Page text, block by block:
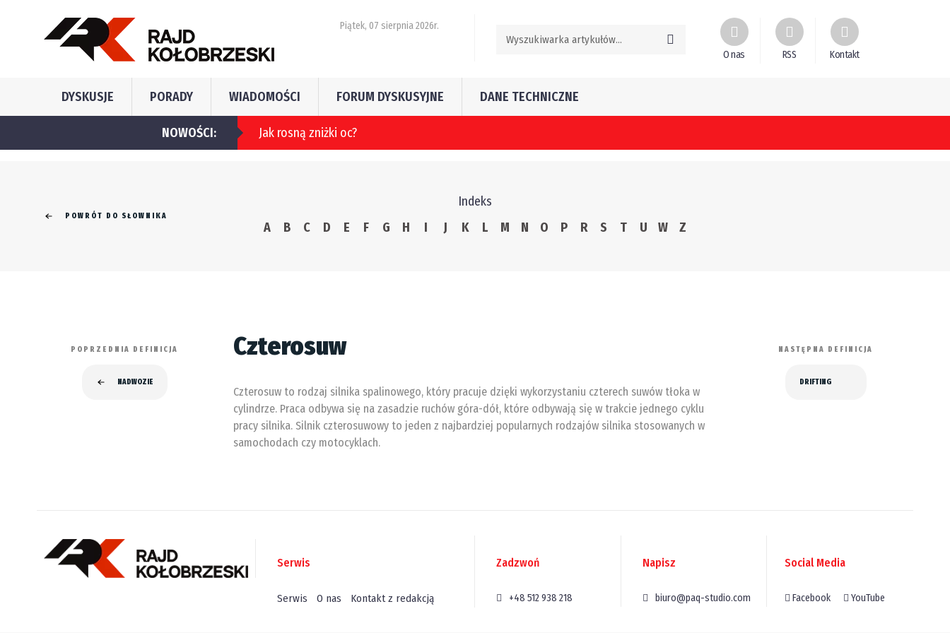
Piątek, 07 sierpnia 2026r.
O nas RSS Kontakt
DYSKUSJE PORADY WIADOMOŚCI FORUM DYSKUSYJNE DANE TECHNICZNE
NOWOŚCI:
Jak rosną zniżki oc?
POWRÓT DO SŁOWNIKA
Indeks
A
B C D E F G H I J K L M N O P R S T U W Z
Czterosuw
Czterosuw to rodzaj silnika spalinowego, który pracuje dzięki wykorzystaniu czterech suwów tłoka w
cylindrze. Praca odbywa się na zasadzie ruchów góra-dół, które odbywają się w trakcie jednego cyklu
pracy silnika. Silnik czterosuwowy to jeden z najbardziej popularnych rodzajów silnika stosowanych w
samochodach czy motocyklach.
POPRZEDNIA DEFINICJA
NADWOZIE
NASTĘPNA DEFINICJA
DRIFTING
Serwis
Serwis O nas Kontakt z redakcją
Zadzwoń
+48 512 938 218
Napisz
biuro@paq-studio.com
Social Media
Facebook YouTube